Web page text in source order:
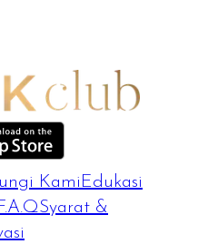
KamiEdukasi
Syarat &